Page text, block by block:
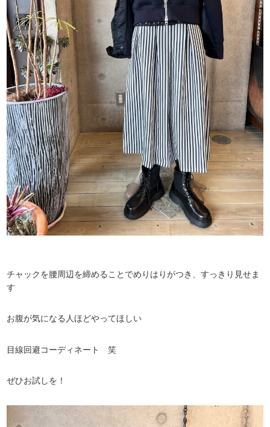
チャックを腰周辺を締めることでめりはりがつき、すっきり見せま
す
お腹が気になる人ほどやってほしい
目線回避コーディネート 笑
ぜひお試しを！